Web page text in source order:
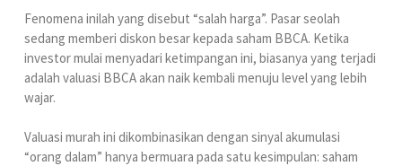
Fenomena inilah yang disebut “salah harga”. Pasar seolah
sedang memberi diskon besar kepada saham BBCA. Ketika
investor mulai menyadari ketimpangan ini, biasanya yang terjadi
adalah valuasi BBCA akan naik kembali menuju level yang lebih
wajar.
Valuasi murah ini dikombinasikan dengan sinyal akumulasi
“orang dalam” hanya bermuara pada satu kesimpulan: saham